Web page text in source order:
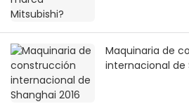
Maquinaria de
internacional de